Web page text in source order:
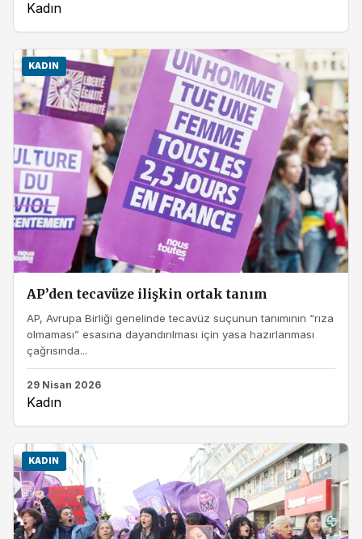
Kadın
KADIN
AP’den tecavüze ilişkin ortak tanım
AP, Avrupa Birliği genelinde tecavüz suçunun tanımının “rıza
olmaması” esasına dayandırılması için yasa hazırlanması
çağrısında...
29 Nisan 2026
Kadın
KADIN